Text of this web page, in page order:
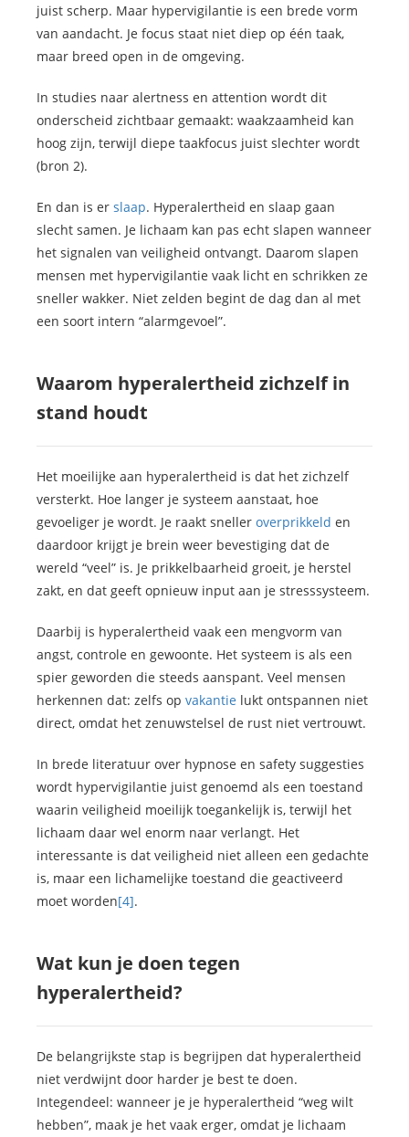
juist scherp. Maar hypervigilantie is een brede vorm
van aandacht. Je focus staat niet diep op één taak,
maar breed open in de omgeving.
In studies naar alertness en attention wordt dit
onderscheid zichtbaar gemaakt: waakzaamheid kan
hoog zijn, terwijl diepe taakfocus juist slechter wordt
(bron 2).
En dan is er slaap. Hyperalertheid en slaap gaan
slecht samen. Je lichaam kan pas echt slapen wanneer
het signalen van veiligheid ontvangt. Daarom slapen
mensen met hypervigilantie vaak licht en schrikken ze
sneller wakker. Niet zelden begint de dag dan al met
een soort intern “alarmgevoel”.
Waarom hyperalertheid zichzelf in
stand houdt
Het moeilijke aan hyperalertheid is dat het zichzelf
versterkt. Hoe langer je systeem aanstaat, hoe
gevoeliger je wordt. Je raakt sneller overprikkeld en
daardoor krijgt je brein weer bevestiging dat de
wereld “veel” is. Je prikkelbaarheid groeit, je herstel
zakt, en dat geeft opnieuw input aan je stresssysteem.
Daarbij is hyperalertheid vaak een mengvorm van
angst, controle en gewoonte. Het systeem is als een
spier geworden die steeds aanspant. Veel mensen
herkennen dat: zelfs op vakantie lukt ontspannen niet
direct, omdat het zenuwstelsel de rust niet vertrouwt.
In brede literatuur over hypnose en safety suggesties
wordt hypervigilantie juist genoemd als een toestand
waarin veiligheid moeilijk toegankelijk is, terwijl het
lichaam daar wel enorm naar verlangt. Het
interessante is dat veiligheid niet alleen een gedachte
is, maar een lichamelijke toestand die geactiveerd
moet worden[4].
Wat kun je doen tegen
hyperalertheid?
De belangrijkste stap is begrijpen dat hyperalertheid
niet verdwijnt door harder je best te doen.
Integendeel: wanneer je je hyperalertheid “weg wilt
hebben”, maak je het vaak erger, omdat je lichaam